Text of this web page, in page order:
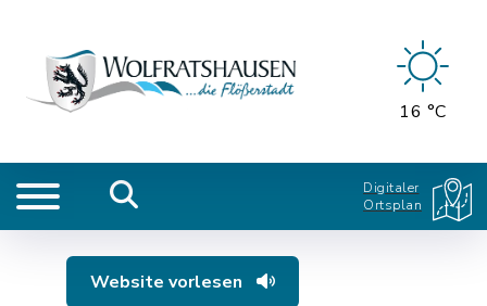
16 °C
Digitaler
Ortsplan
Website vorlesen